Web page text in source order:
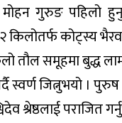
गुरुङ पहिलो
किलोतर्फ कोट्स्य
तौल समूहमा बुद्ध
स्वर्ण जित्नुभयो ।
श्रेष्ठलाई पराजित